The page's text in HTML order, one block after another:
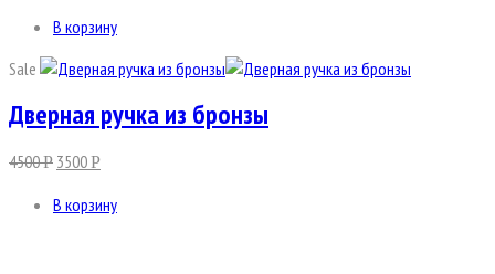
В корзину
Sale
Дверная ручка из бронзы
4500Р 3500Р
В корзину